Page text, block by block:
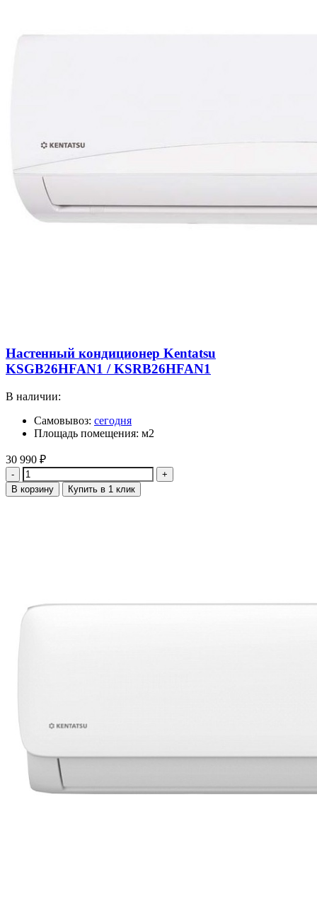
Настенный кондиционер Kentatsu
KSGB26HFAN1 / KSRB26HFAN1
В наличии:
Самовывоз: сегодня
Площадь помещения: м2
30 990 ₽
Количество
В корзину Купить в 1 клик